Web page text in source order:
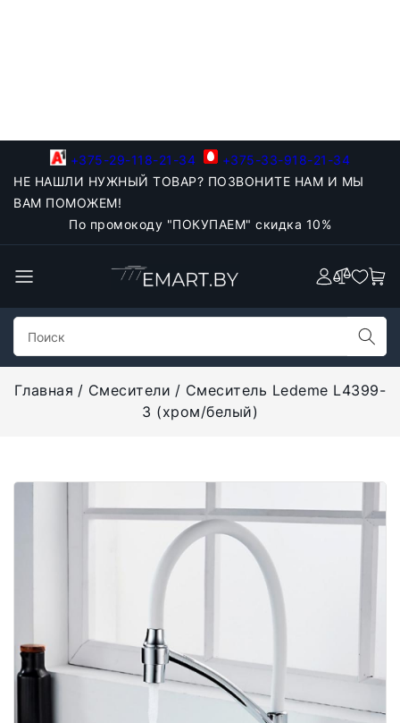
+375-29-118-21-34
+375-33-918-21-34
НЕ НАШЛИ НУЖНЫЙ ТОВАР? ПОЗВОНИТЕ НАМ И МЫ
ВАМ ПОМОЖЕМ!
По промокоду "ПОКУПАЕМ" скидка 10%
Главная Смесители
Смеситель Ledeme L4399-
3 (хром/белый)